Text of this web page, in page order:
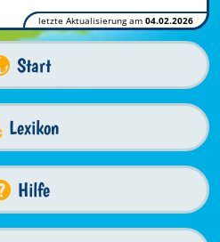
letzte Aktualisierung am 04.02.2026
Start
Lexikon
Hilfe